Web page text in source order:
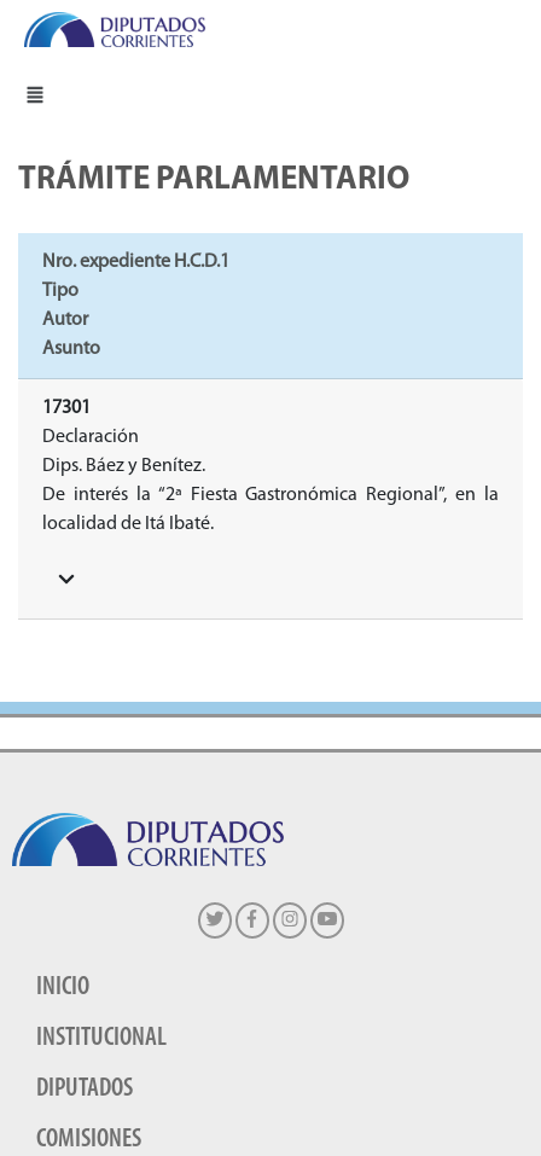
TRÁMITE PARLAMENTARIO
Nro. expediente H.C.D.1
Tipo
Autor
Asunto
17301
Declaración
Dips. Báez y Benítez.
De interés la “2ª Fiesta Gastronómica Regional”, en la
localidad de Itá Ibaté.
INICIO
INSTITUCIONAL
DIPUTADOS
COMISIONES